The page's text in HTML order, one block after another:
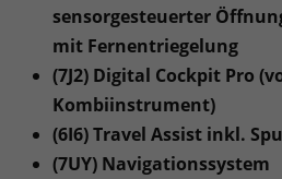
sensorgesteuerter
mit Fernentriegelung
(7J2) Digital Cockpit Pro
Kombiinstrument)
(6I6) Travel Assist inkl.
(7UY) Navigationssystem